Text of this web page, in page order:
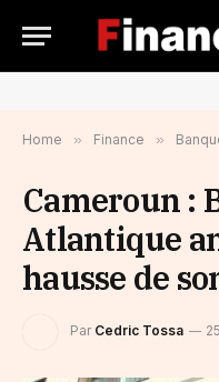
Home » Finance »
Cameroun :
Atlantique
hausse de
Par Cedric Tossa